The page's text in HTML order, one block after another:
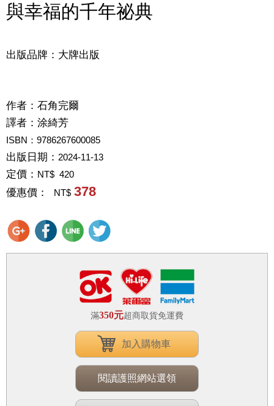
與幸福的千年祕典
出版品牌：大牌出版
作者： 石角完爾
譯者： 涂綺芳
ISBN：9786267600085
出版日期： 2024-11-13
定價： NT$ 420
優惠價： NT$ 378
滿350元超商取貨免運費
加入購物車
閱讀護照網站選領